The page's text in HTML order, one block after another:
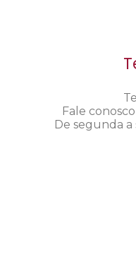
Fale
De segunda a